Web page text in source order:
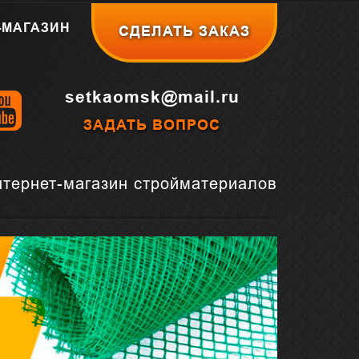
СДЕЛАТЬ ЗАКАЗ
setkaomsk@mail.ru
ЗАДАТЬ ВОПРОС
магазин стройматериалов